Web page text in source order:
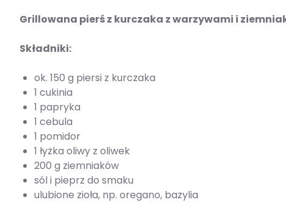
Grillowana pierś z kurczaka z warzywami i
Składniki:
ok. 150 g piersi z kurczaka
1 cukinia
1 papryka
1 cebula
1 pomidor
1 łyżka oliwy z oliwek
200 g ziemniaków
sól i pieprz do smaku
ulubione zioła, np. oregano, bazylia